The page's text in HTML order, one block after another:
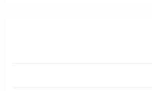
“الجفيرة” بالساحل الشمالي لمستثمر إماراتي بقيمة